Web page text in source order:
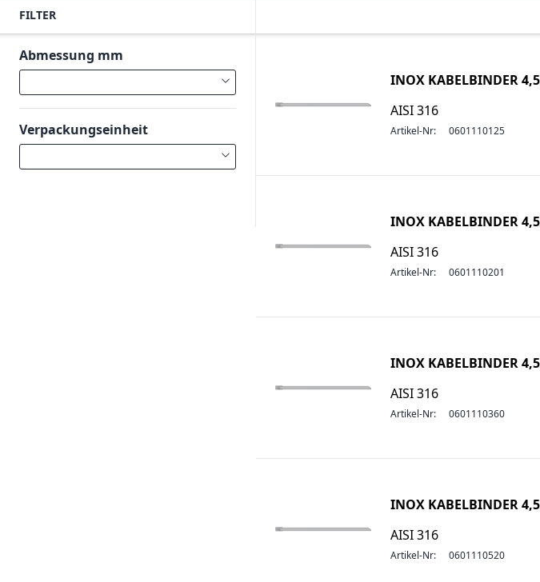
INOX KABELBINDER
AISI 316
Artikel-Nr: 0601110125
INOX KABELBINDER
AISI 316
Artikel-Nr: 0601110201
INOX KABELBINDER
AISI 316
Artikel-Nr: 0601110360
INOX KABELBINDER
AISI 316
Artikel-Nr: 0601110520
FILTER
Abmessung mm
Verpackungseinheit